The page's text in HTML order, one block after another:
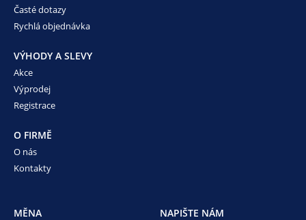
Časté dotazy
Rychlá objednávka
VÝHODY A SLEVY
Akce
Výprodej
Registrace
O FIRMĚ
O nás
Kontakty
MĚNA NAPIŠTE NÁM